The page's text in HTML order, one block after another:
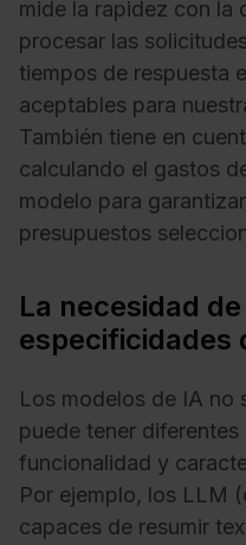
mide la rapidez con la
procesar las
tiempos de respuesta
aceptables para
También tiene en
calculando el gastos
modelo para
presupuestos
La necesidad
especificidades
Los modelos de IA no
puede tener
funcionalidad y
Por ejemplo, los LLM
capaces de resumir